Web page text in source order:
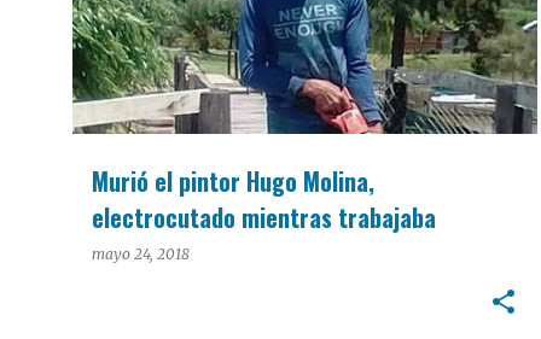
Murió el pintor Hugo Molina,
electrocutado mientras trabajaba
mayo 24, 2018